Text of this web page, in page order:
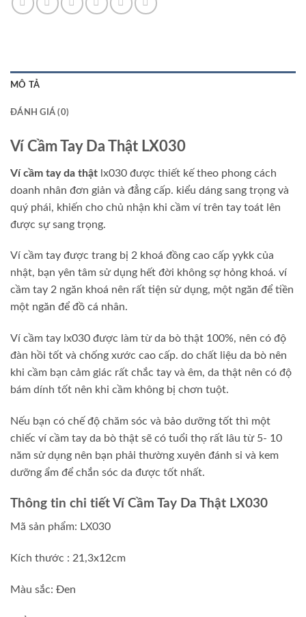
MÔ TẢ
ĐÁNH GIÁ (0)
Ví Cầm Tay Da Thật LX030
Ví cầm tay da thật lx030 được thiết kế theo phong cách
doanh nhân đơn giản và đẳng cấp. kiểu dáng sang trọng và
quý phái, khiến cho chủ nhận khi cầm ví trên tay toát lên
được sự sang trọng.
Ví cầm tay được trang bị 2 khoá đồng cao cấp yykk của
nhật, bạn yên tâm sử dụng hết đời không sợ hỏng khoá. ví
cầm tay 2 ngăn khoá nên rất tiện sử dụng, một ngăn để tiền
một ngăn để đồ cá nhân.
Ví cầm tay lx030 được làm từ da bò thật 100%, nên có độ
đàn hồi tốt và chống xước cao cấp. do chất liệu da bò nên
khi cầm bạn cảm giác rất chắc tay và êm, da thật nên có độ
bám dính tốt nên khi cầm không bị chơn tuột.
Nếu bạn có chế độ chăm sóc và bảo dưỡng tốt thì một
chiếc ví cầm tay da bò thật sẽ có tuổi thọ rất lâu từ 5- 10
năm sử dụng nên bạn phải thường xuyên đánh si và kem
dưỡng ẩm để chắn sóc da được tốt nhất.
Thông tin chi tiết Ví Cầm Tay Da Thật LX030
Mã sản phẩm: LX030
Kích thước : 21,3x12cm
Màu sắc: Đen